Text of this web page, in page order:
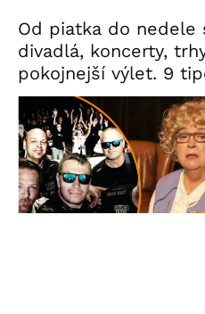
Od piatka do nedele
divadlá, koncerty,
pokojnejší výlet. 9